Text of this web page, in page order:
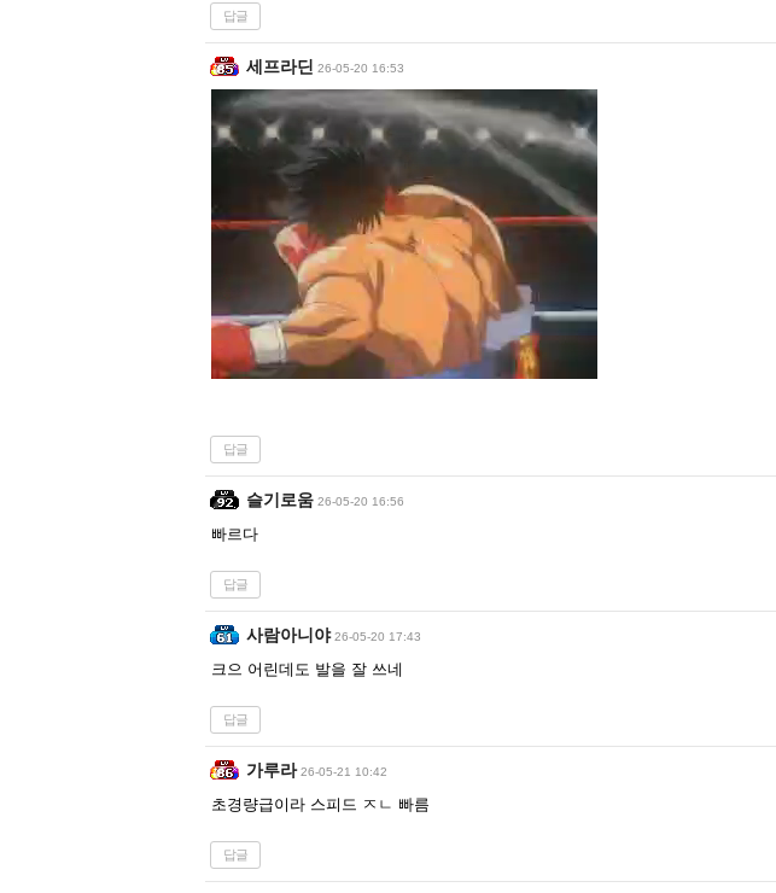
답글
세프라딘 26-05-20 16:53
답글
슬기로움 26-05-20 16:56
빠르다
답글
사람아니야 26-05-20 17:43
크으 어린데도 발을 잘 쓰네
답글
가루라 26-05-21 10:42
초경량급이라 스피드 ㅈㄴ 빠름
답글